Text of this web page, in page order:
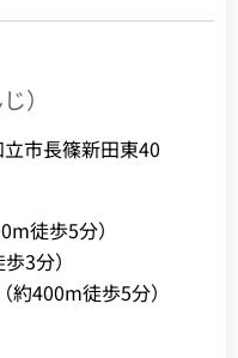
）
市長篠新田東40
徒歩5分）
3分）
400m徒歩5分）